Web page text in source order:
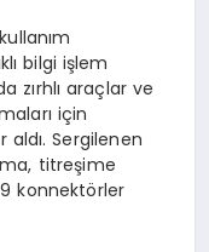
bilgi işlem
zırhlı araçlar ve
için
aldı. Sergilenen
titreşime
konnektörler